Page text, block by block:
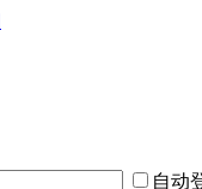
自动